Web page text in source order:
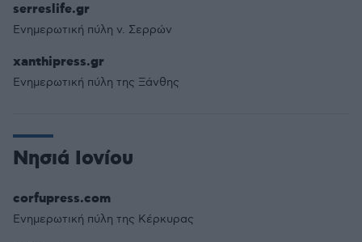
serreslife.gr
Ενημερωτική πύλη v. Σερρών
xanthipress.gr
Ενημερωτική πύλη της Ξάνθης
Νησιά Ιονίου
corfupress.com
Ενημερωτική πύλη της Κέρκυρας